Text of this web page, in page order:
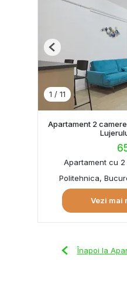
1 / 11
Previous
Apartament 2
Apartament cu
Politehnica,
Vezi mai
Înapoi la